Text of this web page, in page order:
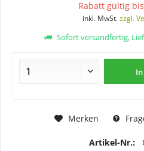
Rabatt gültig
inkl. MwSt.zzgl.
Sofort versandfertig,
Merken
Artikel-Nr.: